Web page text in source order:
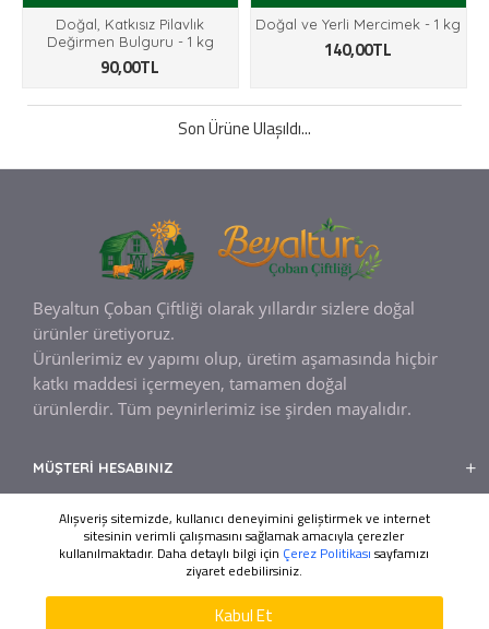
Doğal, Katkısız Pilavlık
Değirmen Bulguru - 1 kg
90,00TL
Doğal ve Yerli Mercimek - 1 kg
140,00TL
Son Ürüne Ulaşıldı...
Beyaltun Çoban Çiftliği olarak yıllardır sizlere doğal
ürünler üretiyoruz.
Ürünlerimiz ev yapımı olup, üretim aşamasında hiçbir
katkı maddesi içermeyen, tamamen doğal
ürünlerdir. Tüm peynirlerimiz ise şirden mayalıdır.
MÜŞTERI HESABINIZ
MÜŞTERI HIZMETLERI
Tasarım ve KodlamaAda Web Tasarım
Alışveriş sitemizde, kullanıcı deneyimini geliştirmek ve internet
sitesinin verimli çalışmasını sağlamak amacıyla çerezler
kullanılmaktadır. Daha detaylı bilgi için Çerez Politikası sayfamızı
ziyaret edebilirsiniz.
Kabul Et
ÜRÜNLERI FILTRELE